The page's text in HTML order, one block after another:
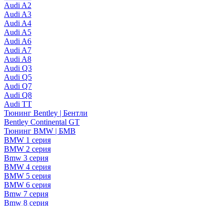
Audi A2
Audi A3
Audi A4
Audi A5
Audi A6
Audi A7
Audi A8
Audi Q3
Audi Q5
Audi Q7
Audi Q8
Audi TT
Тюнинг Bentley | Бентли
Bentley Continental GT
Тюнинг BMW | БМВ
BMW 1 серия
BMW 2 серия
Bmw 3 серия
BMW 4 серия
BMW 5 серия
BMW 6 серия
Bmw 7 серия
Bmw 8 серия